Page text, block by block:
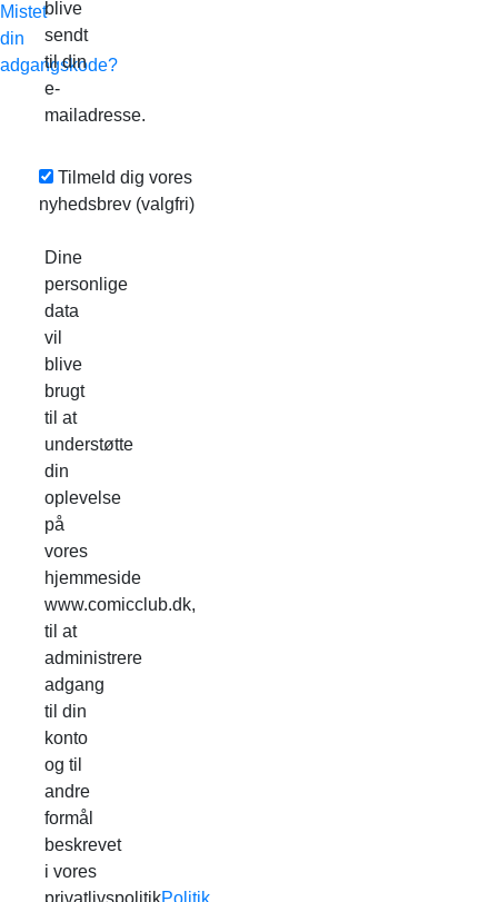
Mistet
din
adgangskode?
blive
sendt
til din
e-
mailadresse.
Tilmeld dig vores
nyhedsbrev (valgfri)
Dine
personlige
data
vil
blive
brugt
til at
understøtte
din
oplevelse
på
vores
hjemmeside
www.comicclub.dk,
til at
administrere
adgang
til din
konto
og til
andre
formål
beskrevet
i vores
privatlivspolitikPolitik